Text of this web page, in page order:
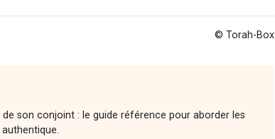
© Torah-Box
son conjoint : le guide référence pour aborder les